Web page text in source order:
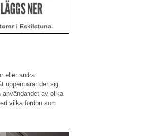
eller andra
uppenbarar det sig
av olika
vilka fordon som